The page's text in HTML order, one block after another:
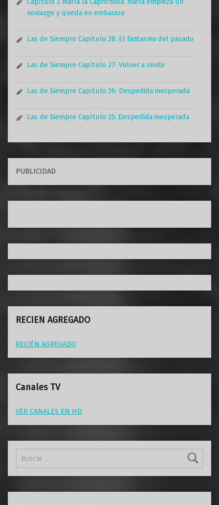
noviazgo y queda en embarazo
Las de Siempre Capítulo 28: El fantasma del pasado
Las de Siempre Capítulo 27: Volver a sentir
Las de Siempre Capítulo 26: Despedida inesperada
Las de Siempre Capítulo 25: Despedida inesperada
PUBLICIDAD
RECIEN AGREGADO
RECIÉN AGREGADO
Canales TV
VER CANALES EN HD